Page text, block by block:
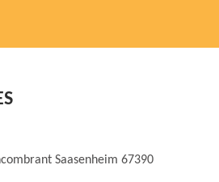
Saasenheim 67390